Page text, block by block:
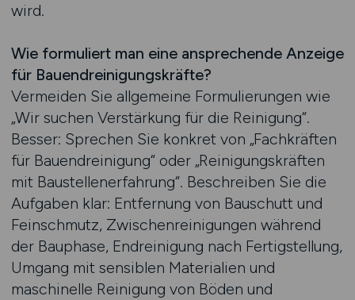
wird.
Wie formuliert man eine ansprechende Anzeige
für Bauendreinigungskräfte?
Vermeiden Sie allgemeine Formulierungen wie
„Wir suchen Verstärkung für die Reinigung“.
Besser: Sprechen Sie konkret von „Fachkräften
für Bauendreinigung“ oder „Reinigungskräften
mit Baustellenerfahrung“. Beschreiben Sie die
Aufgaben klar: Entfernung von Bauschutt und
Feinschmutz, Zwischenreinigungen während
der Bauphase, Endreinigung nach Fertigstellung,
Umgang mit sensiblen Materialien und
maschinelle Reinigung von Böden und